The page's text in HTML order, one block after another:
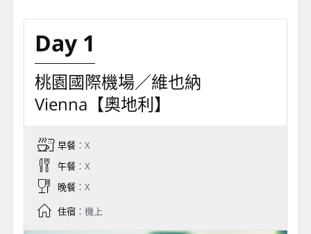
※如遇航空公司變動航班，本公司保有最後變
動之權力，並以說明會資料為準
Day 1